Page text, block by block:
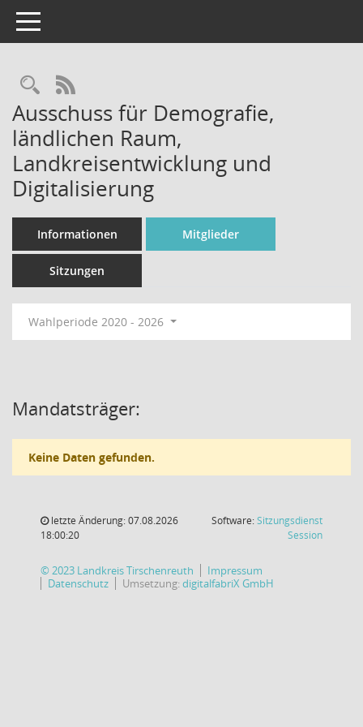
Toggle navigation
Rechercheauswahl
RSS-Feed
Ausschuss für Demografie,
ländlichen Raum,
Landkreisentwicklung und
Digitalisierung
Informationen Mitglieder
Sitzungen
Wahlperiode 2020 - 2026
Mandatsträger:
Keine Daten gefunden.
letzte Änderung: 07.08.2026
18:00:20
Software:Sitzungsdienst
Session(Wird in
© 2023 Landkreis Tirschenreuth
Impressum
Datenschutz
Umsetzung:digitalfabriX GmbH